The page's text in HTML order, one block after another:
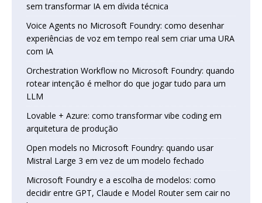
sem transformar IA em dívida técnica
Voice Agents no Microsoft Foundry: como desenhar
experiências de voz em tempo real sem criar uma URA
com IA
Orchestration Workflow no Microsoft Foundry: quando
rotear intenção é melhor do que jogar tudo para um
LLM
Lovable + Azure: como transformar vibe coding em
arquitetura de produção
Open models no Microsoft Foundry: quando usar
Mistral Large 3 em vez de um modelo fechado
Microsoft Foundry e a escolha de modelos: como
decidir entre GPT, Claude e Model Router sem cair no